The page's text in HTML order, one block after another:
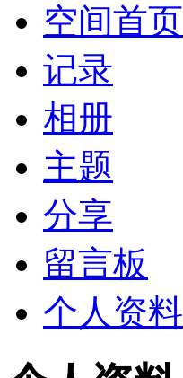
空间首页
记录
相册
主题
分享
留言板
个人资料